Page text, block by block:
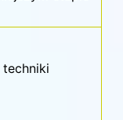
techniki